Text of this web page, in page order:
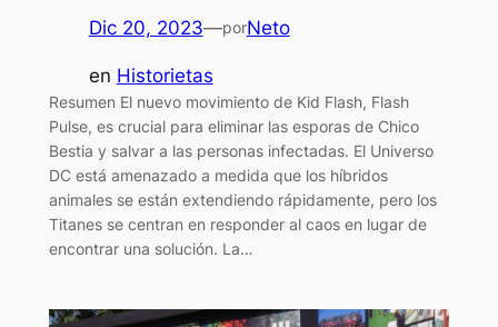
Dic 20, 2023—porNeto
en Historietas
Resumen El nuevo movimiento de Kid Flash, Flash
Pulse, es crucial para eliminar las esporas de Chico
Bestia y salvar a las personas infectadas. El Universo
DC está amenazado a medida que los híbridos
animales se están extendiendo rápidamente, pero los
Titanes se centran en responder al caos en lugar de
encontrar una solución. La…